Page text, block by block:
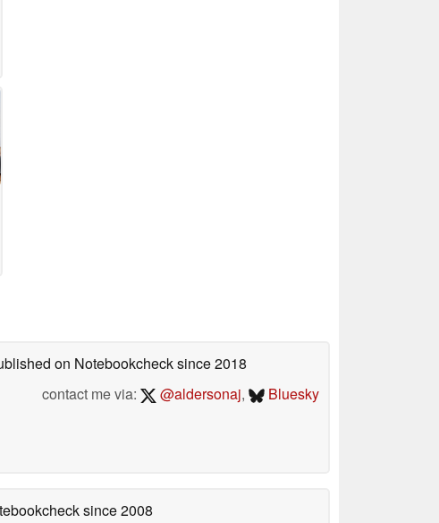
on Notebookchecksince 2018
contact me via:
@aldersonaj, Bluesky
since 2008